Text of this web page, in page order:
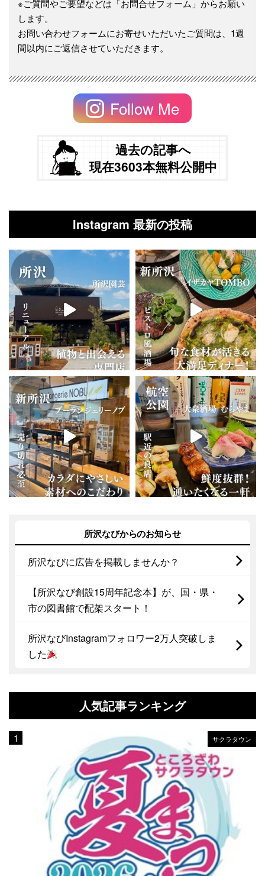
※ご質問やご要望などは「お問合せフォーム」からお願い
します。
お問い合わせフォームにお寄せいただいたご質問は、1週
間以内にご返信させていただきます。
Follow Me
過去の記事へ
現在3603本無料公開中
Instagram 最新の投稿
所沢なびからのお知らせ
所沢なびに広告を掲載しませんか？
【所沢なび創設15周年記念本】が、国・県・
市の図書館で配架スタート！
所沢なびInstagramフォロワー2万人突破しま
した
人気記事ランキング
サクラタウン